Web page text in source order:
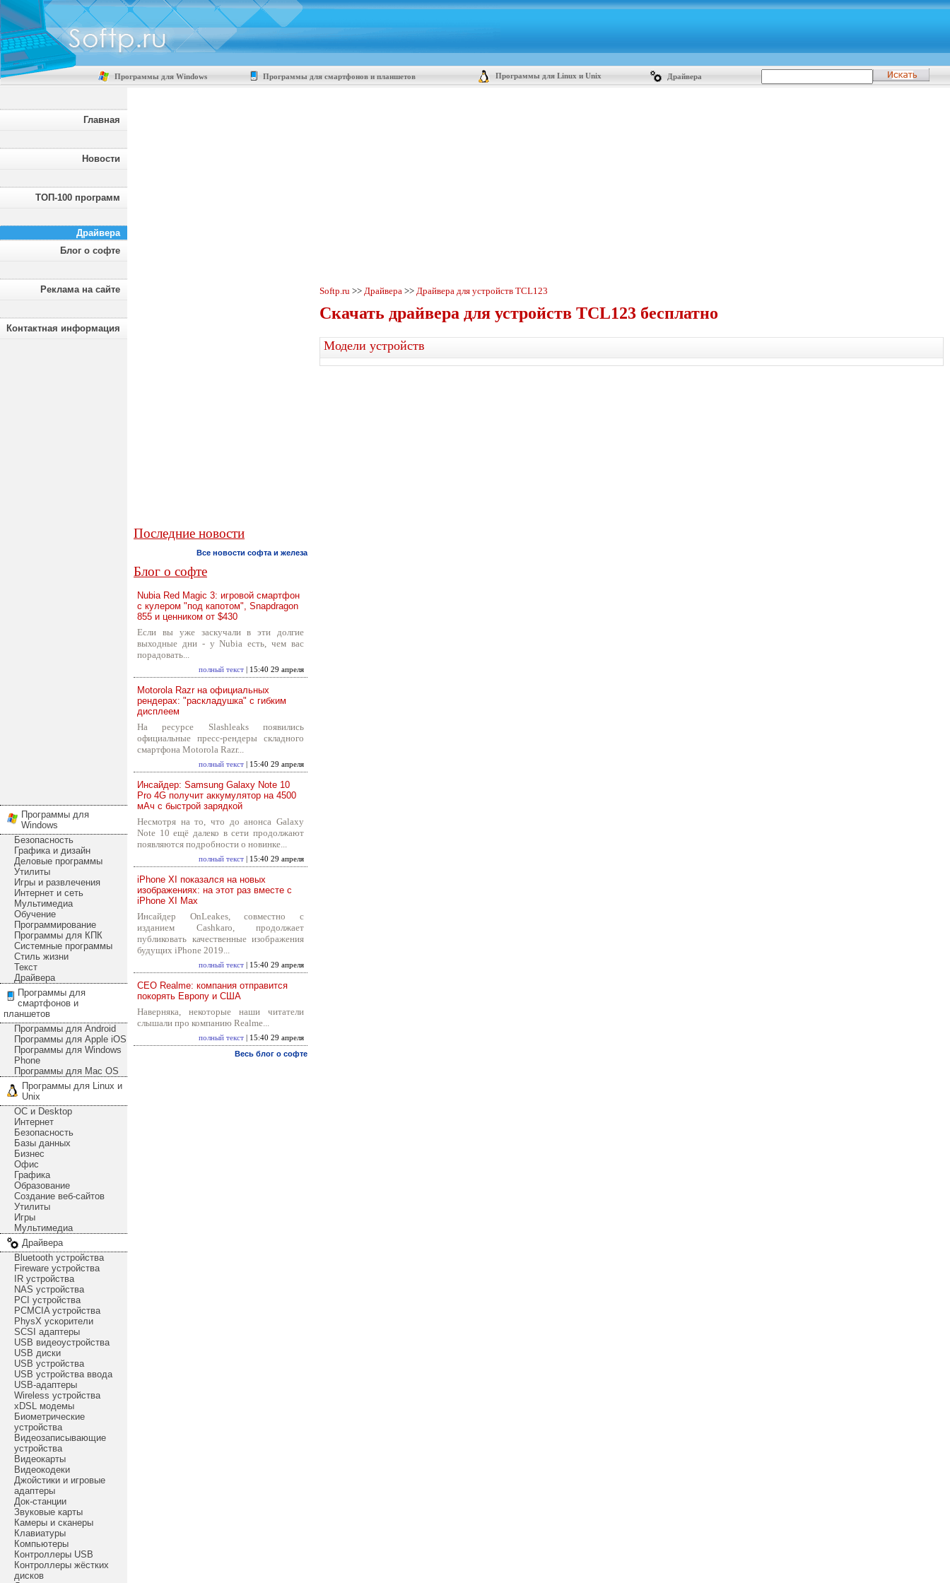
Программы для Windows Программы для смартфонов и планшетов Программы для Linux и Unix Драйвера
Главная
Новости
ТОП-100 программ
Драйвера
Блог о софте
Реклама на сайте
Контактная информация
Программы для
Windows
Безопасность
Графика и дизайн
Деловые программы
Утилиты
Игры и развлечения
Интернет и сеть
Мультимедиа
Обучение
Программирование
Программы для КПК
Системные программы
Стиль жизни
Текст
Драйвера
Программы для
смартфонов и
планшетов
Программы для Android
Программы для Apple iOS
Программы для Windows
Phone
Программы для Mac OS
Программы для Linux и
Unix
ОС и Desktop
Интернет
Безопасность
Базы данных
Бизнес
Офис
Графика
Образование
Создание веб-сайтов
Утилиты
Игры
Мультимедиа
Драйвера
Bluetooth устройства
Fireware устройства
IR устройства
NAS устройства
PCI устройства
PCMCIA устройства
PhysX ускорители
SCSI адаптеры
USB видеоустройства
USB диски
USB устройства
USB устройства ввода
USB-адаптеры
Wireless устройства
xDSL модемы
Биометрические
устройства
Видеозаписывающие
устройства
Видеокарты
Видеокодеки
Джойстики и игровые
адаптеры
Док-станции
Звуковые карты
Камеры и сканеры
Клавиатуры
Компьютеры
Контроллеры USB
Контроллеры жёстких
дисков
Последние новости
Все новости софта и железа
Блог о софте
Nubia Red Magic 3: игровой смартфон
с кулером "под капотом", Snapdragon
855 и ценником от $430
Если вы уже заскучали в эти долгие
выходные дни - у Nubia есть, чем вас
порадовать...
полный текст | 15:40 29 апреля
Motorola Razr на официальных
рендерах: "раскладушка" с гибким
дисплеем
На ресурсе Slashleaks появились
официальные пресс-рендеры складного
смартфона Motorola Razr...
полный текст | 15:40 29 апреля
Инсайдер: Samsung Galaxy Note 10
Pro 4G получит аккумулятор на 4500
мАч с быстрой зарядкой
Несмотря на то, что до анонса Galaxy
Note 10 ещё далеко в сети продолжают
появляются подробности о новинке...
полный текст | 15:40 29 апреля
iPhone XI показался на новых
изображениях: на этот раз вместе с
iPhone XI Max
Инсайдер OnLeakes, совместно с
изданием Cashkaro, продолжает
публиковать качественные изображения
будущих iPhone 2019...
полный текст | 15:40 29 апреля
CEO Realme: компания отправится
покорять Европу и США
Наверняка, некоторые наши читатели
слышали про компанию Realme...
полный текст | 15:40 29 апреля
Весь блог о софте
Softp.ru >> Драйвера >> Драйвера для устройств TCL123
Скачать драйвера для устройств TCL123 бесплатно
Модели устройств